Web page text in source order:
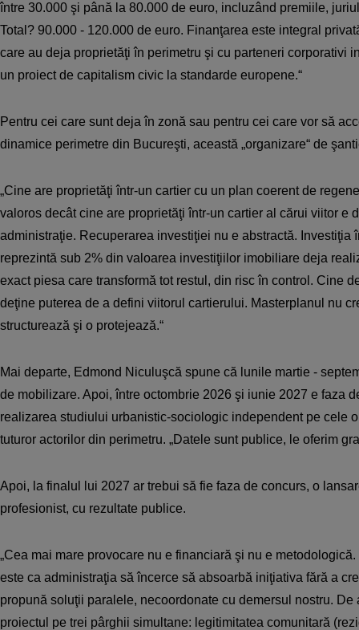
între 30.000 şi până la 80.000 de euro, incluzând premiile,
Total? 90.000 - 120.000 de euro. Finanţarea este integral
care au deja proprietăţi în perimetru şi cu parteneri corporativi
un proiect de capitalism civic la standarde europene.“
Pentru cei care sunt deja în zonă sau pentru cei care vor să
dinamice perimetre din Bucureşti, această „organizare“ de
„Cine are proprietăţi într-un cartier cu un plan coerent de
valoros decât cine are proprietăţi într-un cartier al cărui viitor e
administraţie. Recuperarea investiţiei nu e abstractă. Investiţia
reprezintă sub 2% din valoarea investiţiilor imobiliare deja
exact piesa care transformă tot restul, din risc în control. Cine
deţine puterea de a defini viitorul cartierului. Masterplanul nu
structurează şi o protejează.“
Mai departe, Edmond Niculuşcă spune că lunile martie -
de mobilizare. Apoi, între octombrie 2026 şi iunie 2027 e faza
realizarea studiului urbanistic-sociologic independent pe cele
tuturor actorilor din perimetru. „Datele sunt publice, le oferim
Apoi, la finalul lui 2027 ar trebui să fie faza de concurs, o
profesionist, cu rezultate publice.
„Cea mai mare provocare nu e financiară şi nu e
este ca administraţia să încerce să absoarbă iniţiativa fără a
propună soluţii paralele, necoordonate cu demersul nostru. De
proiectul pe trei pârghii simultane: legitimitatea comunitară